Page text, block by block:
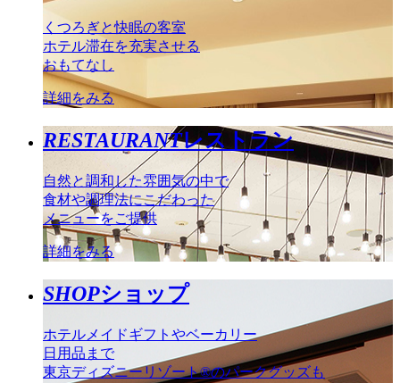
くつろぎと快眠の客室
ホテル滞在を充実させる
おもてなし
詳細をみる
RESTAURANTレストラン
自然と調和した雰囲気の中で
食材や調理法にこだわった
メニューをご提供
詳細をみる
SHOPショップ
ホテルメイドギフトやベーカリー
日用品まで
東京ディズニーリゾート®のパークグッズも